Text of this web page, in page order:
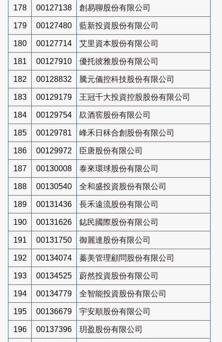
178 00127138 創易聊股份有限公司
179 00127480 藍新投資股份有限公司
180 00127714 艾里資本股份有限公司
181 00127910 優托彼雅股份有限公司
182 00128832 騰元儀控科技股份有限公司
183 00129179 王冠千大投資控股股份有限公司
184 00129754 镹酒窖股份有限公司
185 00129781 峰禾日秝合創股份有限公司
186 00129972 臣唐股份有限公司
187 00130008 泰來環球股份有限公司
188 00130540 全和盛投資股份有限公司
189 00131436 長禾遠流股份有限公司
190 00131626 鋕民國際股份有限公司
191 00131750 御麗達股份有限公司
192 00134074 蓁美管理顧問股份有限公司
193 00134525 蔚然投資股份有限公司
194 00134779 全智能投資股份有限公司
195 00136679 宇安順股份有限公司
196 00137396 玥盈股份有限公司